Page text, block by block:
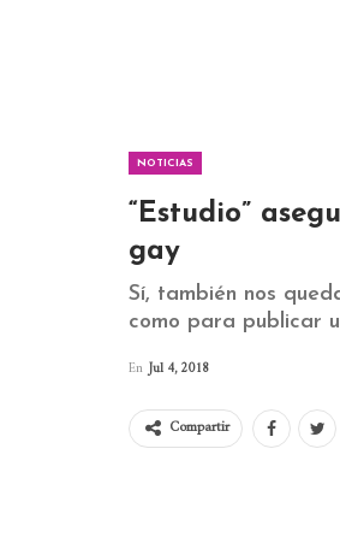
NOTICIAS
“Estudio”
gay
Sí, también nos
como para publicar
En Jul 4, 2018
Compartir